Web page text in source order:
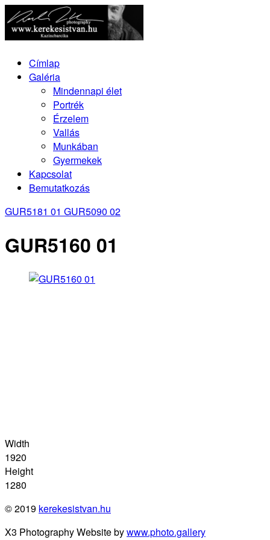
Címlap
Galéria
Mindennapi élet
Portrék
Érzelem
Vallás
Munkában
Gyermekek
Kapcsolat
Bemutatkozás
GUR5181 01 GUR5090 02
GUR5160 01
Width
1920
Height
1280
© 2019 kerekesistvan.hu
X3 Photography Website bywww.photo.gallery